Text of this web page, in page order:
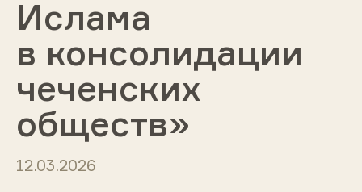
Ислама
в консолидации
чеченских
обществ»
12.03.2026